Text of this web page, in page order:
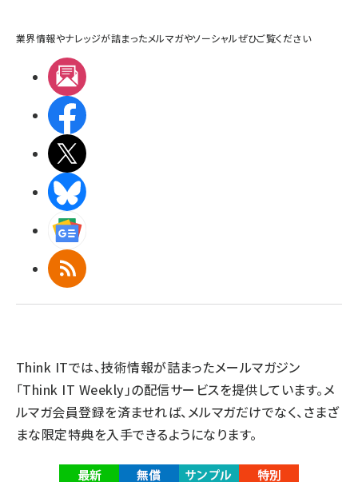
業界情報やナレッジが詰まったメルマガやソーシャルぜひご覧ください
RSS
Think ITでは、技術情報が詰まったメールマガジン
「Think IT Weekly」の配信サービスを提供しています。メ
ルマガ会員登録を済ませれば、メルマガだけでなく、さまざ
まな限定特典を入手できるようになります。